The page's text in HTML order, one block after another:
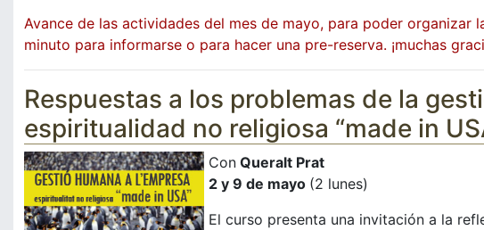
Avance de las actividades del mes de mayo, para poder
minuto para informarse o para hacer una pre-reserva. ¡muchas
Respuestas a los problemas de la
espiritualidad no religiosa “made in
Con Queralt Prat
2 y 9 de mayo (2 lunes)
El curso presenta una invitación a la